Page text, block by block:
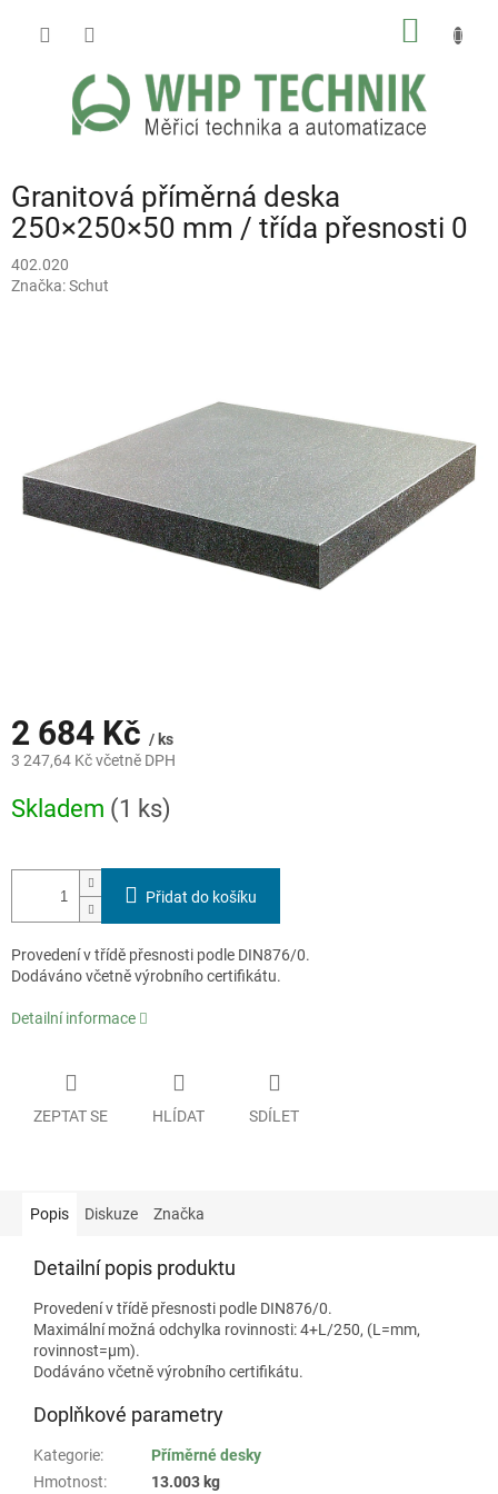
Granitová příměrná deska
250×250×50 mm / třída přesnosti 0
402.020
Značka:Schut
2 684 Kč / ks
3 247,64 Kč včetně DPH
cena:
Skladem (1 ks)
Přidat do košíku
Provedení v třídě přesnosti podle DIN876/0.
Dodáváno včetně výrobního certifikátu.
Detailní informace
ZEPTAT SE HLÍDAT SDÍLET
Popis Diskuze Značka
Detailní popis produktu
Provedení v třídě přesnosti podle DIN876/0.
Maximální možná odchylka rovinnosti: 4+L/250, (L=mm,
rovinnost=µm).
Dodáváno včetně výrobního certifikátu.
Doplňkové parametry
Kategorie:
Příměrné desky
Hmotnost: 13.003 kg